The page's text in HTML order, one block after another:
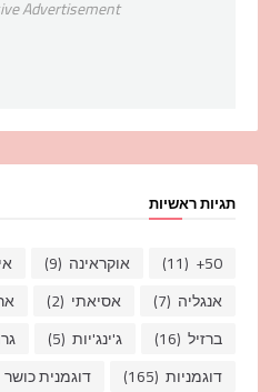
Advertisement
תגיות ראשיות
50+
(11) אוקראינה (9)
אנגליה (7) אסיאתי (2)
ברזיל (16) ג'ינג'יות (5)
דוגמניות (165) דוגמנית כושר